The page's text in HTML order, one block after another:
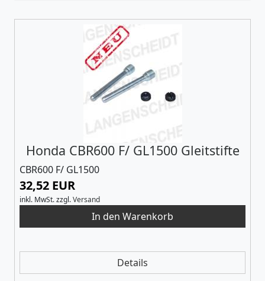
Honda CBR600 F/ GL1500 Gleitstifte
CBR600 F/ GL1500
32,52 EUR
inkl. MwSt.zzgl.Versand
Details